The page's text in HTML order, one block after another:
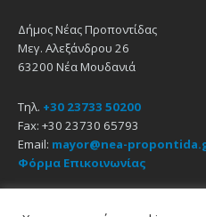
Δήμος Νέας Προποντίδας
Μεγ. Αλεξάνδρου 26
63200 Νέα Μουδανιά
Τηλ. +30 23733 50200
Fax: +30 23730 65793
Email: mayor@nea-
Φόρμα Επικοινωνίας